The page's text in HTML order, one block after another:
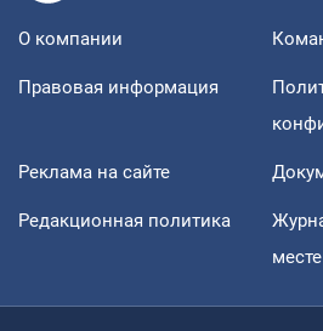
О компании
Правовая информация
Реклама на сайте
Редакционная политика